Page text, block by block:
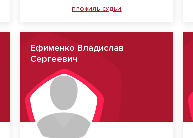
ПРОФИЛЬ СУДЬИ
Ефименко Владислав
Сергеевич